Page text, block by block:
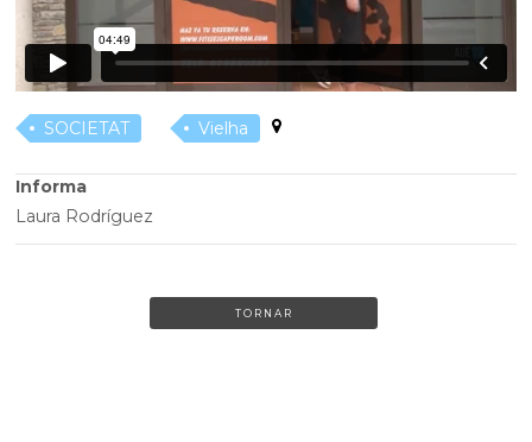
SOCIETAT Vielha
Informa
Laura Rodríguez
TORNAR